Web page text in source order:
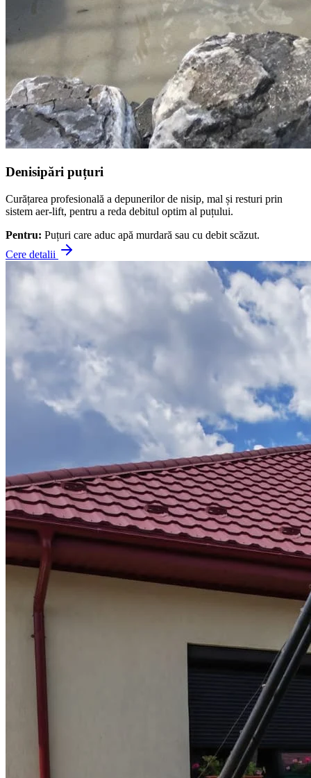
Denisipări puțuri
Curățarea profesională a depunerilor de nisip, mal și resturi prin
sistem aer-lift, pentru a reda debitul optim al puțului.
Pentru: Puțuri care aduc apă murdară sau cu debit scăzut.
Cere detalii